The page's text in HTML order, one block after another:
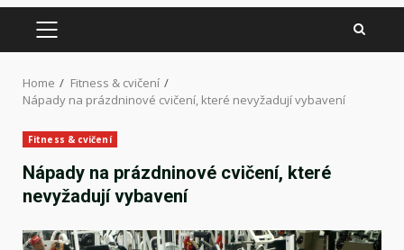
PRIMARY
Home
Fitness & cvičení
Nápady na prázdninové cvičení, které nevyžadují vybavení
Fitness & cvičení
Nápady na prázdninové cvičení, které
nevyžadují vybavení